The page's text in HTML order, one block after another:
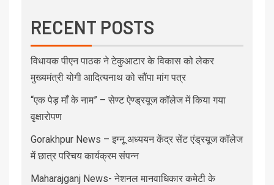
RECENT POSTS
विधायक पीएन पाठक ने टेकुआटार के विकास को लेकर
मुख्यमंत्री योगी आदित्यनाथ को सौंपा मांग पत्र
“एक पेड़ माँ के नाम” – सेण्ट ऐण्ड्रयूज कॉलेज में किया गया
वृक्षारोपण
Gorakhpur News – इग्नू अध्ययन केंद्र सेंट एंड्रयूज कॉलेज
में छात्र परिचय कार्यक्रम संपन्न
Maharajganj News- नेशनल मानवाधिकार कमेटी के